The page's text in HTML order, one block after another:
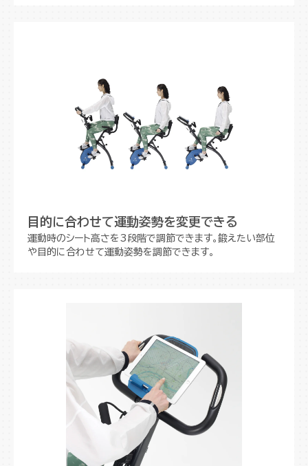
目的に合わせて運動姿勢を変更できる
運動時のシート高さを3段階で調節できます。鍛えたい部位
や目的に合わせて運動姿勢を調節できます。